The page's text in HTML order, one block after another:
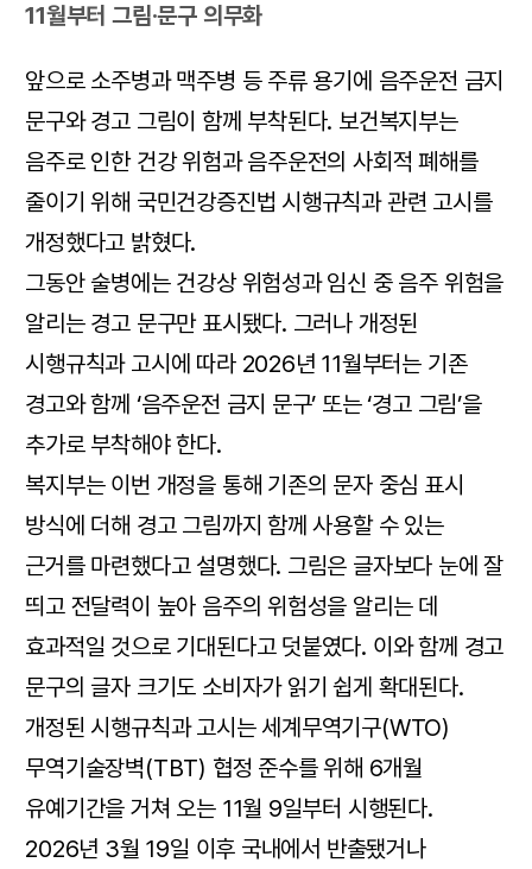
11월부터 그림·문구 의무화
앞으로 소주병과 맥주병 등 주류 용기에 음주운전 금지
문구와 경고 그림이 함께 부착된다. 보건복지부는
음주로 인한 건강 위험과 음주운전의 사회적 폐해를
줄이기 위해 국민건강증진법 시행규칙과 관련 고시를
개정했다고 밝혔다.
그동안 술병에는 건강상 위험성과 임신 중 음주 위험을
알리는 경고 문구만 표시됐다. 그러나 개정된
시행규칙과 고시에 따라 2026년 11월부터는 기존
경고와 함께 ‘음주운전 금지 문구’ 또는 ‘경고 그림’을
추가로 부착해야 한다.
복지부는 이번 개정을 통해 기존의 문자 중심 표시
방식에 더해 경고 그림까지 함께 사용할 수 있는
근거를 마련했다고 설명했다. 그림은 글자보다 눈에 잘
띄고 전달력이 높아 음주의 위험성을 알리는 데
효과적일 것으로 기대된다고 덧붙였다. 이와 함께 경고
문구의 글자 크기도 소비자가 읽기 쉽게 확대된다.
개정된 시행규칙과 고시는 세계무역기구(WTO)
무역기술장벽(TBT) 협정 준수를 위해 6개월
유예기간을 거쳐 오는 11월 9일부터 시행된다.
2026년 3월 19일 이후 국내에서 반출됐거나